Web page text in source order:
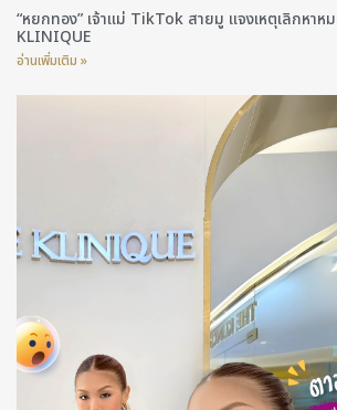
“หยกทอง” เจ้าแม่ TikTok สายมู แจงเหตุเลิกหาห
KLINIQUE
อ่านเพิ่มเติม »